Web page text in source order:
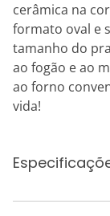
cerâmica na
formato oval e
tamanho do
ao fogão e ao
ao forno
vida!